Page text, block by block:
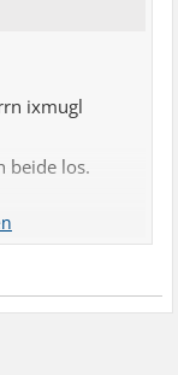
ixmugl
beide los.